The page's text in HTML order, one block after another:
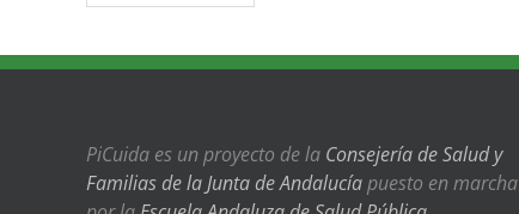
PiCuida es un proyecto de la Consejería de Salud y
Familias de la Junta de Andalucíapuesto en marcha